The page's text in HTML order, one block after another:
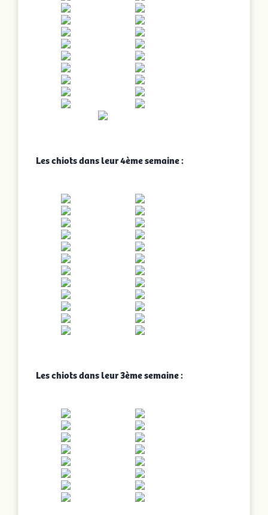
Les chiots dans leur 4ème semaine :
Les chiots dans leur 3ème semaine :